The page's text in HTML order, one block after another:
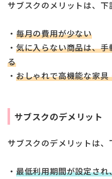
サブスクのメリットは、下
・ 毎月の費用が少ない
・ 気に入らない商品は、
る
・ おしゃれで高機能な家
サブスクのデメリット
サブスクのデメリットは、
・ 最低利用期間が設定さ